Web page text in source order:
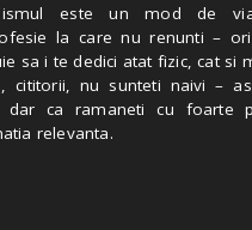
este un mod de
la care nu renunti –
sa i te dedici atat fizic, cat si
cititorii, nu sunteti naivi –
ca ramaneti cu foarte
relevanta.